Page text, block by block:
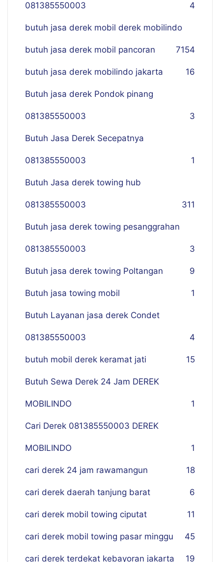
081385550003 4
butuh jasa derek mobil derek mobilindo
154
butuh jasa derek mobil pancoran 7
butuh jasa derek mobilindo jakarta 16
Butuh jasa derek Pondok pinang
081385550003 3
Butuh Jasa Derek Secepatnya
081385550003 1
Butuh Jasa derek towing hub
081385550003 311
Butuh jasa derek towing pesanggrahan
081385550003 3
Butuh jasa derek towing Poltangan 9
Butuh jasa towing mobil 1
Butuh Layanan jasa derek Condet
081385550003 4
butuh mobil derek keramat jati 15
Butuh Sewa Derek 24 Jam DEREK
MOBILINDO 1
Cari Derek 081385550003 DEREK
MOBILINDO 1
cari derek 24 jam rawamangun 18
cari derek daerah tanjung barat 6
cari derek mobil towing ciputat 11
cari derek mobil towing pasar minggu 45
cari derek terdekat kebayoran jakarta 19